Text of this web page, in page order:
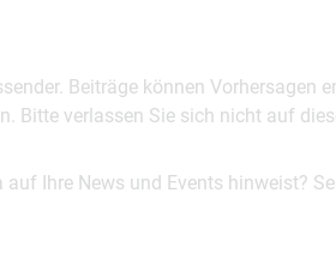
Beiträge können Vorhersagen
Bitte verlassen Sie sich nicht auf
Ihre News und Events hinweist?